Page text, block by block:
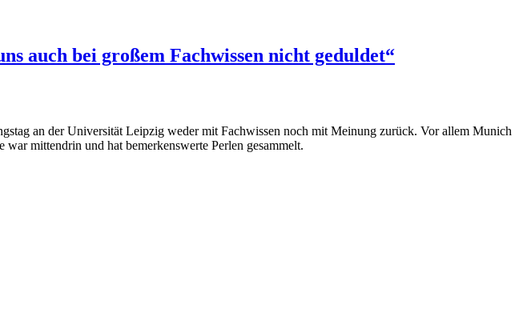
auch bei großem Fachwissen nicht geduldet“
an der Universität Leipzig weder mit Fachwissen noch mit Meinung zurück. Vor allem Munich
mittendrin und hat bemerkenswerte Perlen gesammelt.